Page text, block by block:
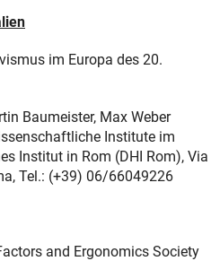
im Europa des 20.
Baumeister, Max Weber
Institute im
Institut in Rom (DHI Rom), Via
Tel.: (+39) 06/66049226
and Ergonomics Society